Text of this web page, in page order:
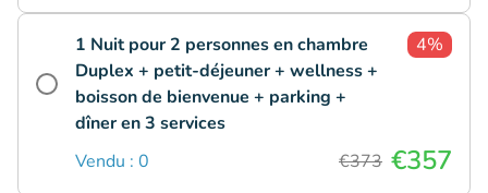
1 Nuit pour 2 personnes en chambre
Duplex + petit-déjeuner + wellness +
boisson de bienvenue + parking +
dîner en 3 services
4%
Vendu : 0 €373 €357